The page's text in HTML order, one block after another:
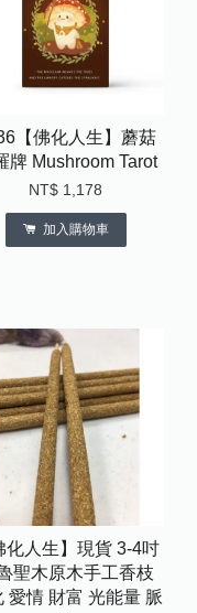
【佛化人生】蘑菇
牌 Mushroom Tarot
NT$ 1,178
加入購物車
化人生】現貨 3-4吋
聖木原木手工香枝
愛情 財富 光能量 脈